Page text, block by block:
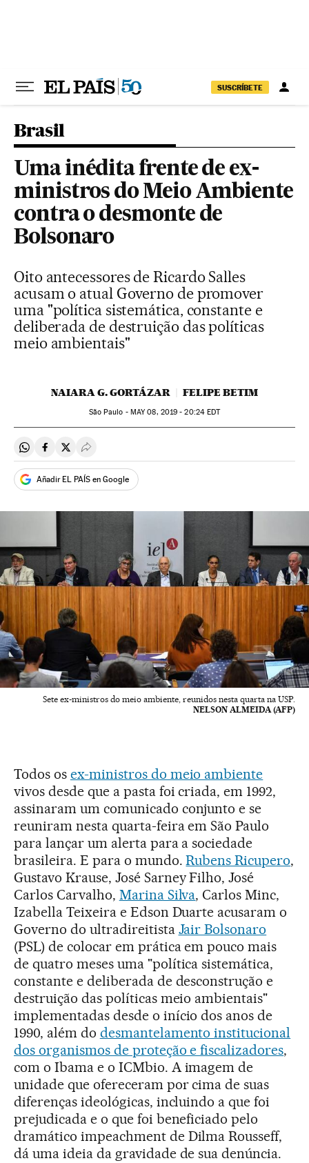
SUSCRÍBETE
Brasil
Uma inédita frente de ex-
ministros do Meio Ambiente
contra o desmonte de
Bolsonaro
Oito antecessores de Ricardo Salles
acusam o atual Governo de promover
uma "política sistemática, constante e
deliberada de destruição das políticas
meio ambientais"
NAIARA G. GORTÁZAR FELIPE BETIM
São Paulo - MAY08, 2019 - 20:24EDT
Compartir en Whatsapp
Compartir en Facebook
Compartir en Twitter
Desplegar Redes Sociales
Añadir EL PAÍS en Google
Sete ex-ministros do meio ambiente, reunidos nesta quarta na USP.
NELSON ALMEIDA (AFP)
Todos os ex-ministros do meio ambiente
vivos desde que a pasta foi criada, em 1992,
assinaram um comunicado conjunto e se
reuniram nesta quarta-feira em São Paulo
para lançar um alerta para a sociedade
brasileira. E para o mundo.Rubens Ricupero,
Gustavo Krause, José Sarney Filho, José
Carlos Carvalho, Marina Silva, Carlos Minc,
Izabella Teixeira e Edson Duarte acusaram o
Governo do ultradireitista Jair Bolsonaro
(PSL) de colocar em prática em pouco mais
de quatro meses uma "política sistemática,
constante e deliberada de desconstrução e
destruição das políticas meio ambientais"
implementadas desde o início dos anos de
1990, além do desmantelamento institucional
dos organismos de proteção e fiscalizadores,
com o Ibama e o ICMbio. A imagem de
unidade que ofereceram por cima de suas
diferenças ideológicas, incluindo a que foi
prejudicada e o que foi beneficiado pelo
dramático impeachment de Dilma Rousseff,
dá uma ideia da gravidade de sua denúncia.